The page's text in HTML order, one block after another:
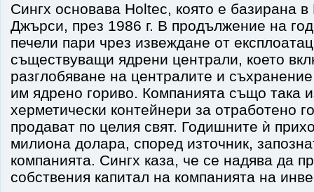
Сингх основава Holtec, която е базирана
Джърси, през 1986 г. В продължение на
печели пари чрез извеждане от
съществуващи ядрени централи, което
разглобяване на централите и
им ядрено гориво. Компанията също така
херметически контейнери за отработено
продават по целия свят. Годишните ѝ
милиона долара, според източник,
компанията. Сингх каза, че се надява да
собствения капитал на компанията на